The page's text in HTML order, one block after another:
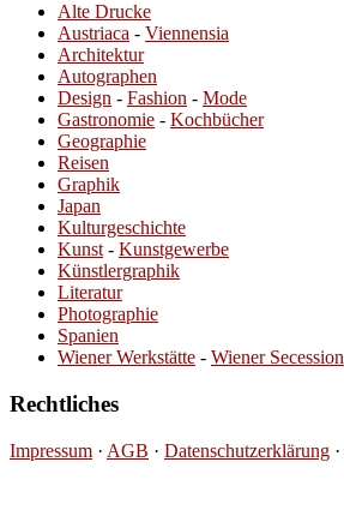
Alte Drucke
Austriaca - Viennensia
Architektur
Autographen
Design - Fashion - Mode
Gastronomie - Kochbücher
Geographie
Reisen
Graphik
Japan
Kulturgeschichte
Kunst - Kunstgewerbe
Künstlergraphik
Literatur
Photographie
Spanien
Wiener Werkstätte - Wiener Secession
Rechtliches
Impressum · AGB · Datenschutzerklärung ·